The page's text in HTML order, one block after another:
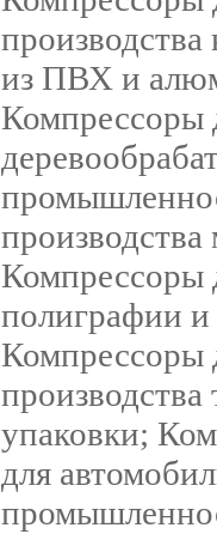
из ПВХ и
Компрессоры
производства
Компрессоры
полиграфии
Компрессоры
производства
упаковки;
для